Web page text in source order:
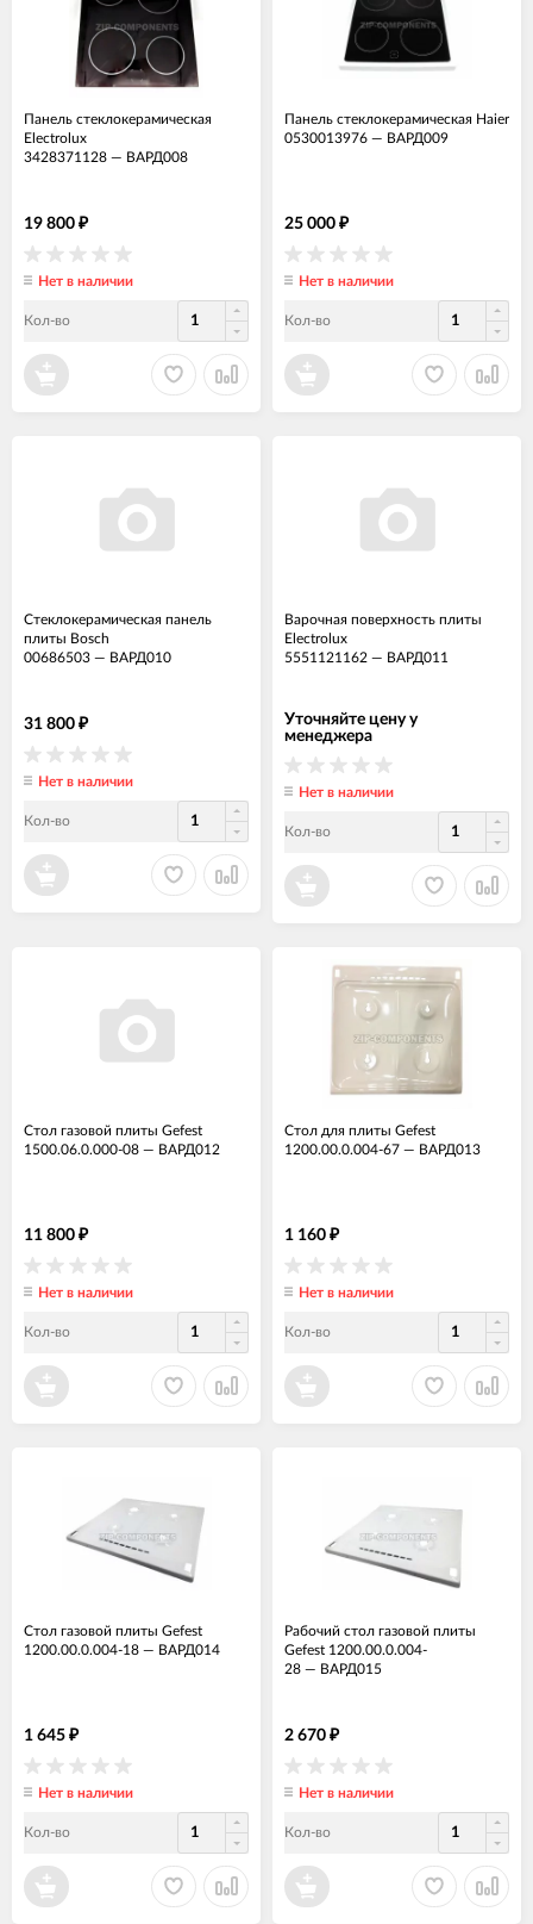
Панель стеклокерамическая
Electrolux
3428371128 — ВАРД008
19 800 ₽
Нет в наличии
Кол-во
Панель стеклокерамическая Haier
0530013976 — ВАРД009
25 000 ₽
Нет в наличии
Кол-во
Стеклокерамическая панель
плиты Bosch
00686503 — ВАРД010
31 800 ₽
Нет в наличии
Кол-во
Варочная поверхность плиты
Electrolux
5551121162 — ВАРД011
Уточняйте цену у
менеджера
Нет в наличии
Кол-во
Стол газовой плиты Gefest
1500.06.0.000-08 — ВАРД012
11 800 ₽
Нет в наличии
Кол-во
Стол для плиты Gefest
1200.00.0.004-67 — ВАРД013
1 160 ₽
Нет в наличии
Кол-во
Стол газовой плиты Gefest
1200.00.0.004-18 — ВАРД014
1 645 ₽
Нет в наличии
Кол-во
Рабочий стол газовой плиты
Gefest 1200.00.0.004-
28 — ВАРД015
2 670 ₽
Нет в наличии
Кол-во